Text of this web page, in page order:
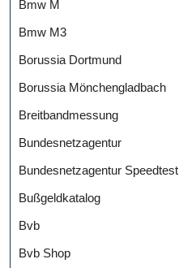
Bmw M
Bmw M3
Borussia Dortmund
Borussia Mönchengladbach
Breitbandmessung
Bundesnetzagentur
Bundesnetzagentur Speedtest
Bußgeldkatalog
Bvb
Bvb Shop